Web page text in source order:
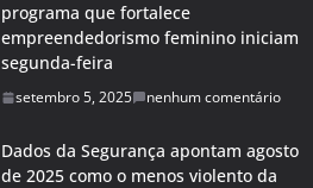
programa que fortalece
empreendedorismo feminino iniciam
segunda-feira
setembro 5, 2025 nenhum comentário
Dados da Segurança apontam agosto
de 2025 como o menos violento da